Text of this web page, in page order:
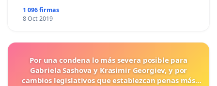
1 096 firmas
8 Oct 2019
Por una condena lo más severa posible para
Gabriela Sashova y Krasimir Georgiev, y por
cambios legislativos que establezcan penas más